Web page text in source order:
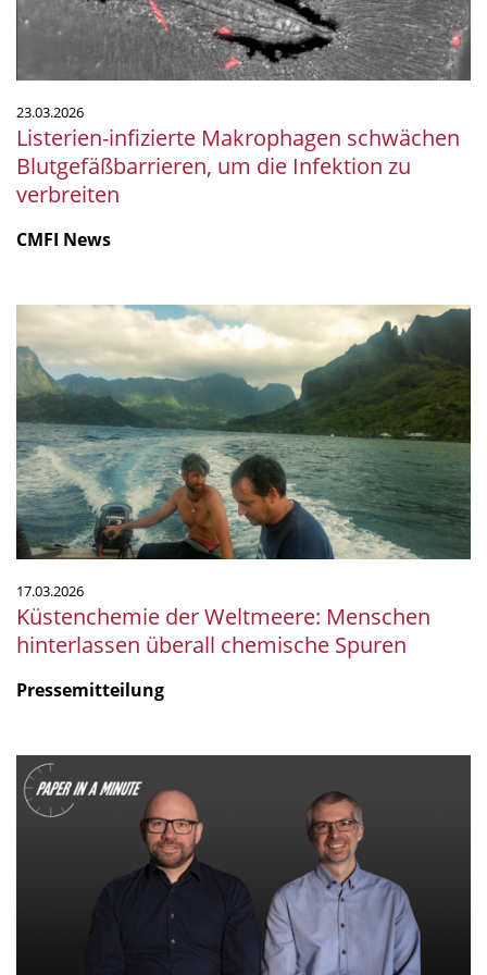
Infektion
verbreiten
23.03.2026
Listerien-infizierte Makrophagen schwächen
Blutgefäßbarrieren, um die Infektion zu
verbreiten
CMFI News
Küstenchemie
der
Weltmeere:
Menschen
hinterlassen
überall
chemische
Spuren
17.03.2026
Küstenchemie der Weltmeere: Menschen
hinterlassen überall chemische Spuren
Pressemitteilung
"Paper
in
Resistance